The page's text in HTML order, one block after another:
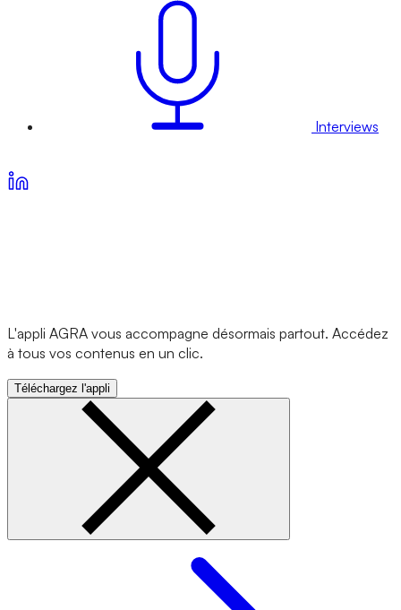
Interviews
L'appli AGRA vous accompagne désormais partout. Accédez
à tous vos contenus en un clic.
Téléchargez l'appli